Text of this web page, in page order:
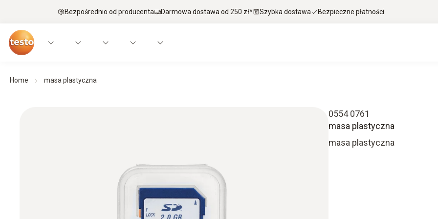
Bezpośrednio od producenta Darmowa dostawa od 250 zł* Szybka dostawa Bezpieczne płatności
Home masa plastyczna
0554 0761
masa plastyczna
masa plastyczna